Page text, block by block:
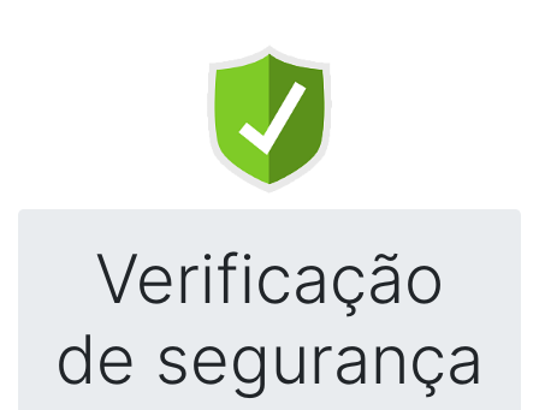
Verificação
de segurança